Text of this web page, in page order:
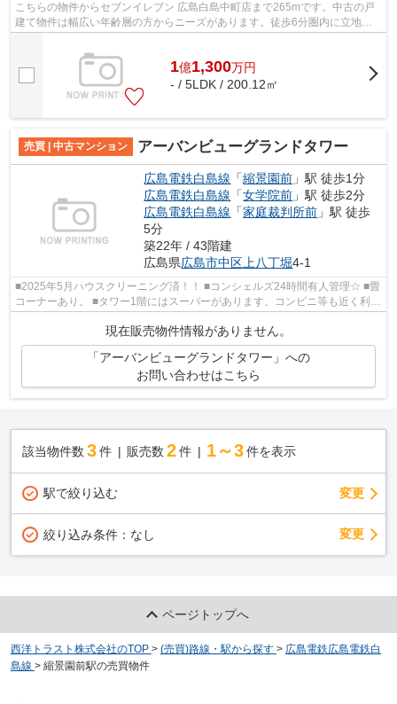
こちらの物件からセブンイレブン 広島白島中町店まで265mです。中古の戸
建て物件は幅広い年齢層の方からニーズがあります。徒歩6分圏内に立地す
1億1,300万円
- / 5LDK / 200.12㎡
売買 | 中古マンション アーバンビューグランドタワー
広島電鉄白島線 「縮景園前 」駅 徒歩1分
広島電鉄白島線 「女学院前 」駅 徒歩2分
広島電鉄白島線 「家庭裁判所前 」駅 徒歩
5分
築22年 / 43階建
広島県広島市中区 上八丁堀4-1
■2025年5月ハウスクリーニング済！！ ■コンシェルズ24時間有人管理☆ ■畳
コーナーあり。 ■タワー1階にはスーパーがあります。コンビニ等も近く利便
施設充実エリア！
現在販売物件情報がありません。
「アーバンビューグランドタワー」への
お問い合わせはこちら
該当物件数 3件 販売数 2 件 1～3 件を表示
駅で絞り込む 変更
絞り込み条件： なし 変更
ページトップへ
西洋トラスト株式会社のTOP > (売買)路線・駅から探す > 広島電鉄広島電鉄白
島線 > 縮景園前駅の売買物件